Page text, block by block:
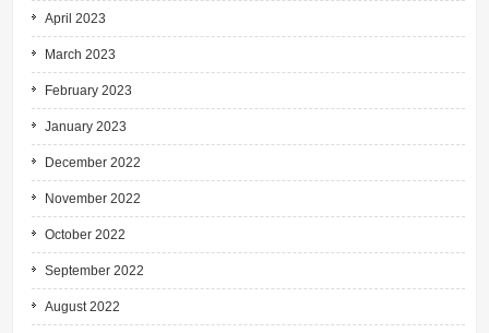
April 2023
March 2023
February 2023
January 2023
December 2022
November 2022
October 2022
September 2022
August 2022